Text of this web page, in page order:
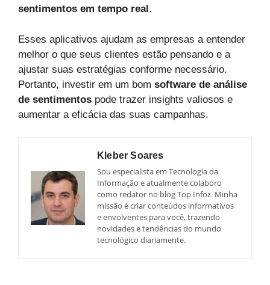
sentimentos em tempo real.
Esses aplicativos ajudam as empresas a entender
melhor o que seus clientes estão pensando e a
ajustar suas estratégias conforme necessário.
Portanto, investir em um bom software de análise
de sentimentos pode trazer insights valiosos e
aumentar a eficácia das suas campanhas.
Kleber Soares
Sou especialista em Tecnologia da
Informação e atualmente colaboro
como redator no blog Top Infoz. Minha
missão é criar conteúdos informativos
e envolventes para você, trazendo
novidades e tendências do mundo
tecnológico diariamente.